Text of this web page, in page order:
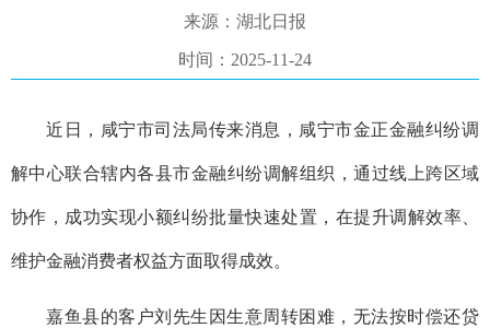
来源：湖北日报
时间：2025-11-24
近日， 咸宁市司法局传来消息，咸宁市金正金融纠纷调
解中心联合辖内各县市金融纠纷调解组织，通过线上跨区域
协作，成功实现小额纠纷批量快速处置，在提升调解效率、
维护金融消费者权益方面取得成效。
嘉鱼县的客户刘先生因生意周转困难，无法按时偿还贷